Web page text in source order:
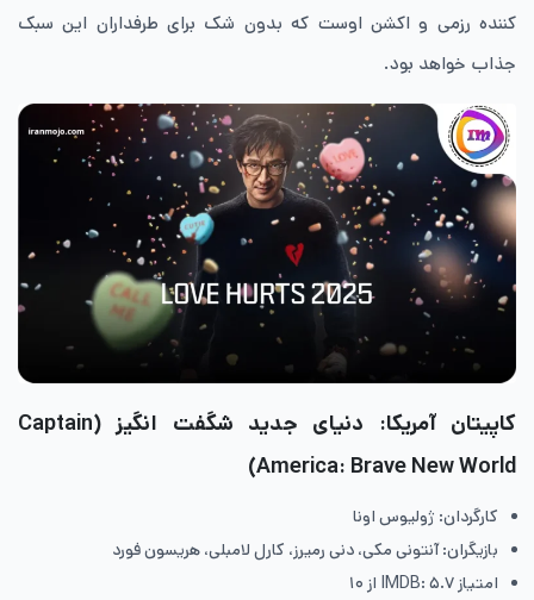
کننده رزمی و اکشن اوست که بدون شک برای طرفداران این سبک
جذاب خواهد بود.
کاپیتان آمریکا: دنیای جدید شگفت‌ انگیز (Captain
America: Brave New World)
کارگردان: ژولیوس اونا
بازیگران: آنتونی مکی، دنی رمیرز، کارل لامبلی، هریسون فورد
امتیاز IMDB: ۵.۷ از ۱۰